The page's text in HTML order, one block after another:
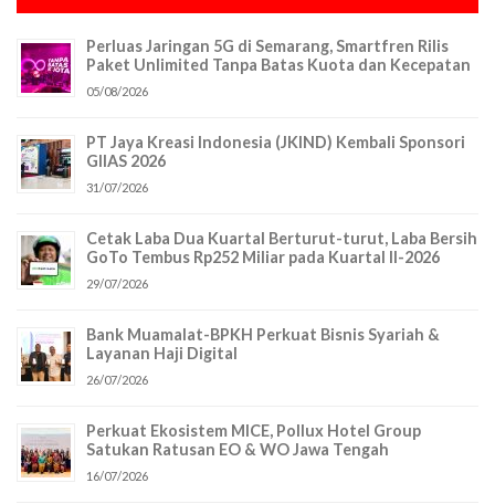
Perluas Jaringan 5G di Semarang, Smartfren Rilis
Paket Unlimited Tanpa Batas Kuota dan Kecepatan
05/08/2026
PT Jaya Kreasi Indonesia (JKIND) Kembali Sponsori
GIIAS 2026
31/07/2026
Cetak Laba Dua Kuartal Berturut-turut, Laba Bersih
GoTo Tembus Rp252 Miliar pada Kuartal II-2026
29/07/2026
Bank Muamalat-BPKH Perkuat Bisnis Syariah &
Layanan Haji Digital
26/07/2026
Perkuat Ekosistem MICE, Pollux Hotel Group
Satukan Ratusan EO & WO Jawa Tengah
16/07/2026